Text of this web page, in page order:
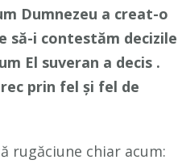
Dumnezeu a creat-o
să-i contestăm decizile
El suveran a decis .
prin fel și fel de
rugăciune chiar acum: